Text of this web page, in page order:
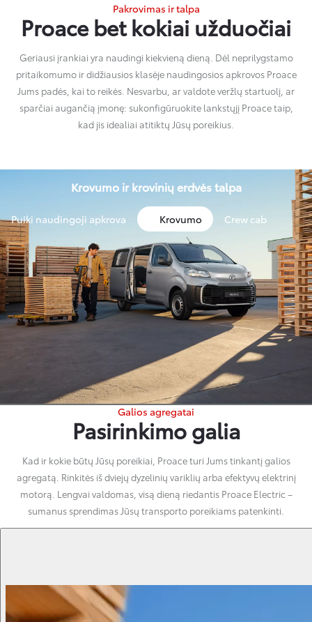
Pakrovimas ir talpa
Proace bet kokiai užduočiai
Geriausi įrankiai yra naudingi kiekvieną dieną. Dėl neprilygstamo
pritaikomumo ir didžiausios klasėje naudingosios apkrovos Proace
Jums padės, kai to reikės. Nesvarbu, ar valdote veržlų startuolį, ar
sparčiai augančią įmonę: sukonfigūruokite lankstųjį Proace taip,
kad jis idealiai atitiktų Jūsų poreikius.
Krovumo ir krovinių erdvės talpa
Puiki naudingoji apkrova Krovumo Crew cab
Galios agregatai
Pasirinkimo galia
Kad ir kokie būtų Jūsų poreikiai, Proace turi Jums tinkantį galios
agregatą. Rinkitės iš dviejų dyzelinių variklių arba efektyvų elektrinį
motorą. Lengvai valdomas, visą dieną riedantis Proace Electric –
sumanus sprendimas Jūsų transporto poreikiams patenkinti.